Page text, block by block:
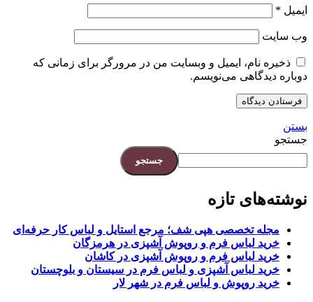
ایمیل *
وب‌ سایت
ذخیره نام، ایمیل و وبسایت من در مرورگر برای زمانی که
دوباره دیدگاهی می‌نویسم.
بستن
جستجو
جستجو
نوشته‌های تازه
مجله تخصصی هپی شف؛ مرجع استایل و لباس کار حرفه‌ای
خرید لباس فرم و روپوش آشپزی در هرمزگان
خرید لباس فرم و روپوش آشپزی در کاشان
خرید لباس آشپزی و لباس فرم در سیستان و بلوچستان
خرید روپوش و لباس فرم در شهر لار